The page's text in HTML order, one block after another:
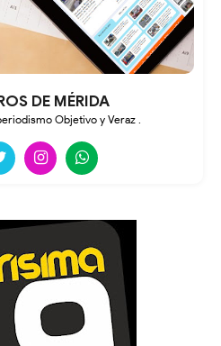
DE MÉRIDA
Objetivo y Veraz .